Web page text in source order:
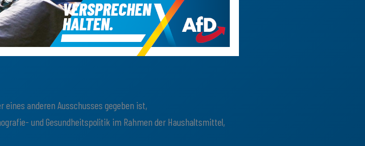
anderen Ausschusses gegeben ist,
und Gesundheitspolitik im Rahmen der Haushaltsmittel,